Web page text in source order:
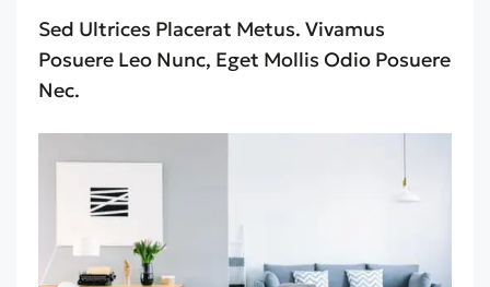
Sed Ultrices Placerat Metus. Vivamus
Posuere Leo Nunc, Eget Mollis Odio Posuere
Nec.